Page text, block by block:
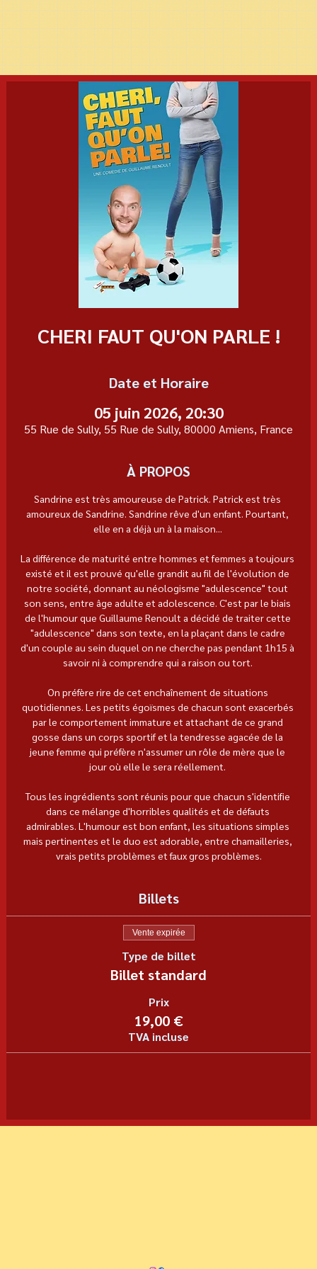
CHERI FAUT QU'ON PARLE !
Date et Horaire
05 juin 2026, 20:30
55 Rue de Sully, 55 Rue de Sully, 80000 Amiens, France
À PROPOS
Sandrine est très amoureuse de Patrick. Patrick est très
amoureux de Sandrine. Sandrine rêve d'un enfant. Pourtant,
elle en a déjà un à la maison...
La différence de maturité entre hommes et femmes a toujours
existé et il est prouvé qu'elle grandit au fil de l'évolution de
notre société, donnant au néologisme "adulescence" tout
son sens, entre âge adulte et adolescence. C'est par le biais
de l'humour que Guillaume Renoult a décidé de traiter cette
"adulescence" dans son texte, en la plaçant dans le cadre
d'un couple au sein duquel on ne cherche pas pendant 1h15 à
savoir ni à comprendre qui a raison ou tort.
On préfère rire de cet enchaînement de situations
quotidiennes. Les petits égoïsmes de chacun sont exacerbés
par le comportement immature et attachant de ce grand
gosse dans un corps sportif et la tendresse agacée de la
jeune femme qui préfère n'assumer un rôle de mère que le
jour où elle le sera réellement.
Tous les ingrédients sont réunis pour que chacun s'identifie
dans ce mélange d'horribles qualités et de défauts
admirables. L'humour est bon enfant, les situations simples
mais pertinentes et le duo est adorable, entre chamailleries,
vrais petits problèmes et faux gros problèmes.
Billets
Vente expirée
Type de billet
Billet standard
Prix
19,00 €
TVA incluse